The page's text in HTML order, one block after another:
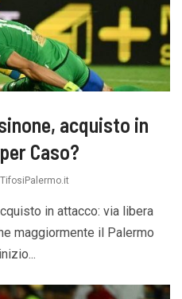
acquisto in
Caso?
in attacco: via libera
maggiormente il Palermo